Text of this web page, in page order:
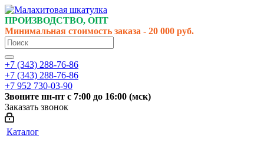
ПРОИЗВОДСТВО, ОПТ
Минимальная стоимость заказа - 20 000 руб.
+7 (343) 288-76-86
+7 (343) 288-76-86
+7 952 730-03-90
Звоните пн-пт с 7:00 до 16:00 (мск)
Заказать звонок
Каталог